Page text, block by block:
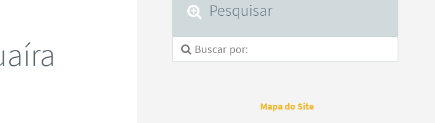
Pesquisar
Mapa do Site